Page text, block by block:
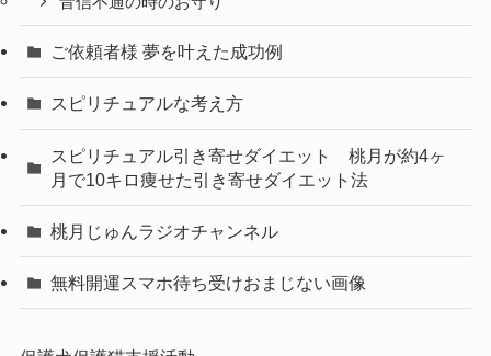
ご依頼者様 夢を叶えた成功例
スピリチュアルな考え方
スピリチュアル引き寄せダイエット 桃月が約4ヶ
月で10キロ痩せた引き寄せダイエット法
桃月じゅんラジオチャンネル
無料開運スマホ待ち受けおまじない画像